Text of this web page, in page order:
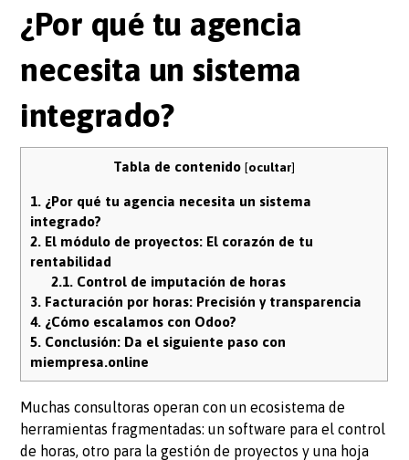
¿Por qué tu agencia
necesita un sistema
integrado?
Tabla de contenido [ocultar]
1. ¿Por qué tu agencia necesita un sistema
integrado?
2. El módulo de proyectos: El corazón de tu
rentabilidad
2.1. Control de imputación de horas
3. Facturación por horas: Precisión y transparencia
4. ¿Cómo escalamos con Odoo?
5. Conclusión: Da el siguiente paso con
miempresa.online
Muchas consultoras operan con un ecosistema de
herramientas fragmentadas: un software para el control
de horas, otro para la gestión de proyectos y una hoja